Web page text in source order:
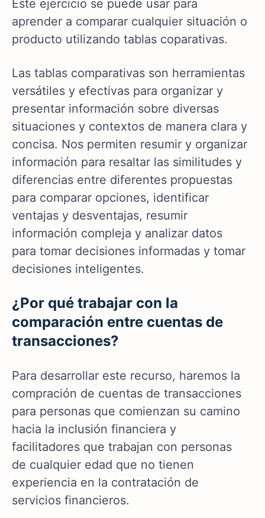
Este ejercicio se puede usar para
aprender a comparar cualquier situación o
producto utilizando tablas coparativas.
Las tablas comparativas son herramientas
versátiles y efectivas para organizar y
presentar información sobre diversas
situaciones y contextos de manera clara y
concisa. Nos permiten resumir y organizar
información para resaltar las similitudes y
diferencias entre diferentes propuestas
para comparar opciones, identificar
ventajas y desventajas, resumir
información compleja y analizar datos
para tomar decisiones informadas y tomar
decisiones inteligentes.
¿Por qué trabajar con la
comparación entre cuentas de
transacciones?
Para desarrollar este recurso, haremos la
compración de cuentas de transacciones
para personas que comienzan su camino
hacia la inclusión financiera y
facilitadores que trabajan con personas
de cualquier edad que no tienen
experiencia en la contratación de
servicios financieros.